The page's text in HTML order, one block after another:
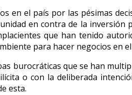
en el país por las pésimas
en contra de la inversión
que han tenido
para hacer negocios en
burocráticas que se han
o con la deliberada
esta.